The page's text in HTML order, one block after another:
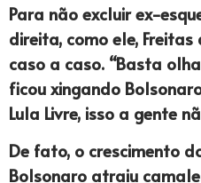
Para não excluir ex-
direita, como ele,
caso a caso. “Basta
ficou xingando
Lula Livre, isso a gente
De fato, o crescimento
Bolsonaro atraiu